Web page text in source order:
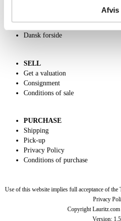
Afvis
Dansk forside
SELL
Get a valuation
Consignment
Conditions of sale
PURCHASE
Shipping
Pick-up
Privacy Policy
Conditions of purchase
Use of this website implies full acceptance of the
Privacy
Copyright
Version: